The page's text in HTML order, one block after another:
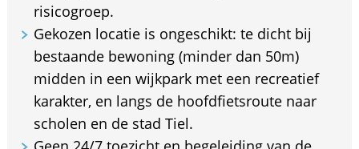
risicogroep.
Gekozen locatie is ongeschikt: te dicht bij
bestaande bewoning (minder dan 50m)
midden in een wijkpark met een recreatief
karakter, en langs de hoofdfietsroute naar
scholen en de stad Tiel.